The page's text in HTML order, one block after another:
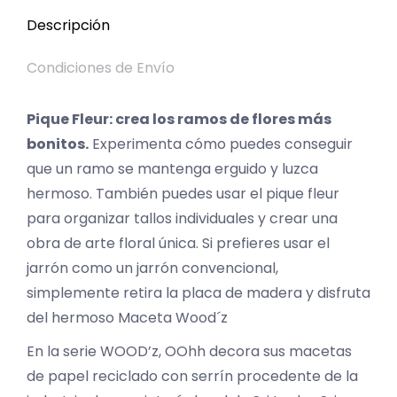
Descripción
Condiciones de Envío
Pique Fleur: crea los ramos de flores más
bonitos. Experimenta cómo puedes conseguir
que un ramo se mantenga erguido y luzca
hermoso. También puedes usar el pique fleur
para organizar tallos individuales y crear una
obra de arte floral única. Si prefieres usar el
jarrón como un jarrón convencional,
simplemente retira la placa de madera y disfruta
del hermoso Maceta Wood´z
En la serie WOOD’z, OOhh decora sus macetas
de papel reciclado con serrín procedente de la